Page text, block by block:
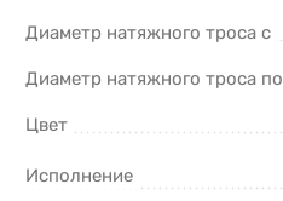
Диаметр натяжного троса с
Диаметр натяжного троса по
Цвет
Исполнение